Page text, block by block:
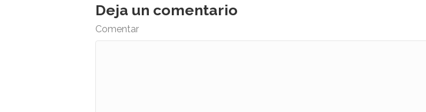
Deja un comentario
Comentar